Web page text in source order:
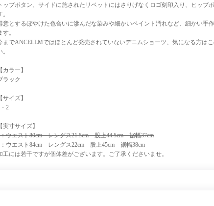
ップボタン、サイドに施されたリベットにはさりげなくロゴ刻印入り、ヒップ
。
意とするぼやけた色合いに滲んだな染みや細かいペイント汚れなど、細かい手
す。
までANCELLMではほとんど発売されていないデニムショーツ、気になる方は
。
【カラー】
ラック
【サイズ】
・2
【実寸サイズ】
ウエスト80cm レングス21.5cm 股上44.5cm 裾幅37cm
ウエスト84cm レングス22cm 股上45cm 裾幅38cm
工には若干ですが個体差がございます。ご了承くださいませ。